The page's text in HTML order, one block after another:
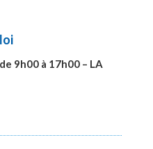
9h00 à 17h00 – LA